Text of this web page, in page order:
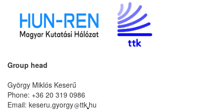
Group head
György Miklós Keserű
Phone: +36 20 319 0986
Email: keseru.gyorgy
ttk hu